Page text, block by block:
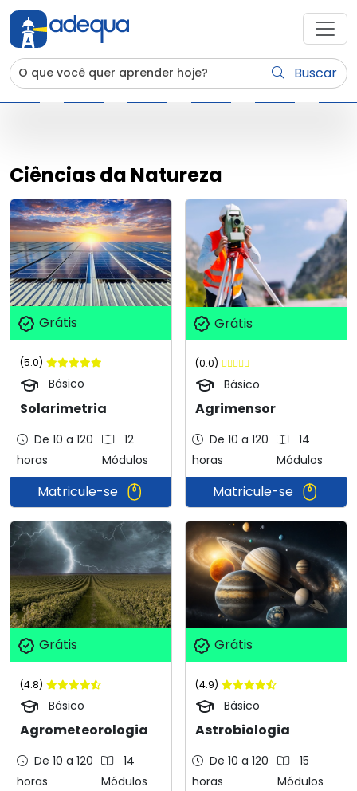
Buscar
Ciências da Natureza
Grátis
(5.0)
Básico
Solarimetria
De 10 a 120
horas
12
Módulos
Matricule-se
Grátis
(0.0)
Básico
Agrimensor
De 10 a 120
horas
14
Módulos
Matricule-se
Grátis
(4.8)
Básico
Agrometeorologia
De 10 a 120
horas
14
Módulos
Grátis
(4.9)
Básico
Astrobiologia
De 10 a 120
horas
15
Módulos